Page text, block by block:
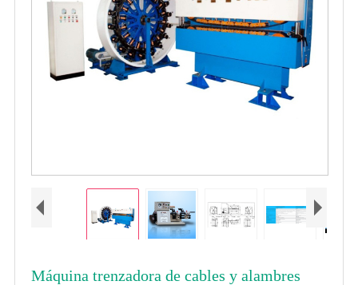
Máquina trenzadora de cables y alambres